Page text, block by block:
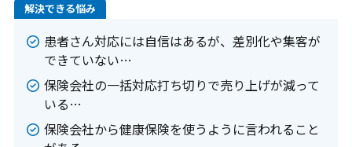
解決できる悩み
患者さん対応には自信はあるが、差別化や集客が
できていない…
保険会社の一括対応打ち切りで売り上げが減って
いる…
保険会社から健康保険を使うように言われること
事故後早めのご相談をお勧めします。
070-9066-7931